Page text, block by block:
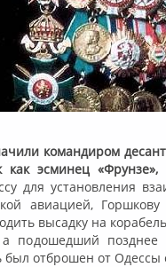
командиром
как эсминец «Фрунзе»,
для установления
авиацией,
высадку на
подошедший позднее
был отброшен от